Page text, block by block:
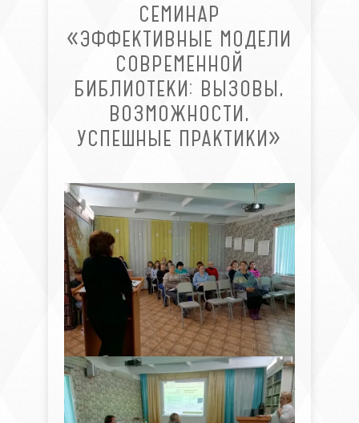
СЕМИНАР
«ЭФФЕКТИВНЫЕ МОДЕЛИ
СОВРЕМЕННОЙ
БИБЛИОТЕКИ: ВЫЗОВЫ,
ВОЗМОЖНОСТИ,
УСПЕШНЫЕ ПРАКТИКИ»